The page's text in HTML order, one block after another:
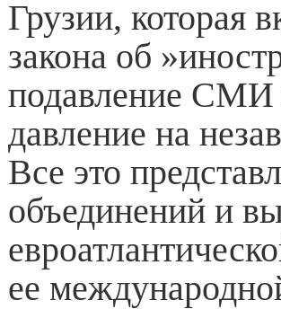
Грузии, которая
закона об
подавление
давление на
Все это
объединений и
ее